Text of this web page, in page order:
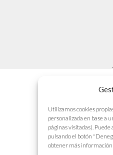
Utilizamos cookies
personalizada en base a
páginas visitadas).
pulsando el botón
obtener más